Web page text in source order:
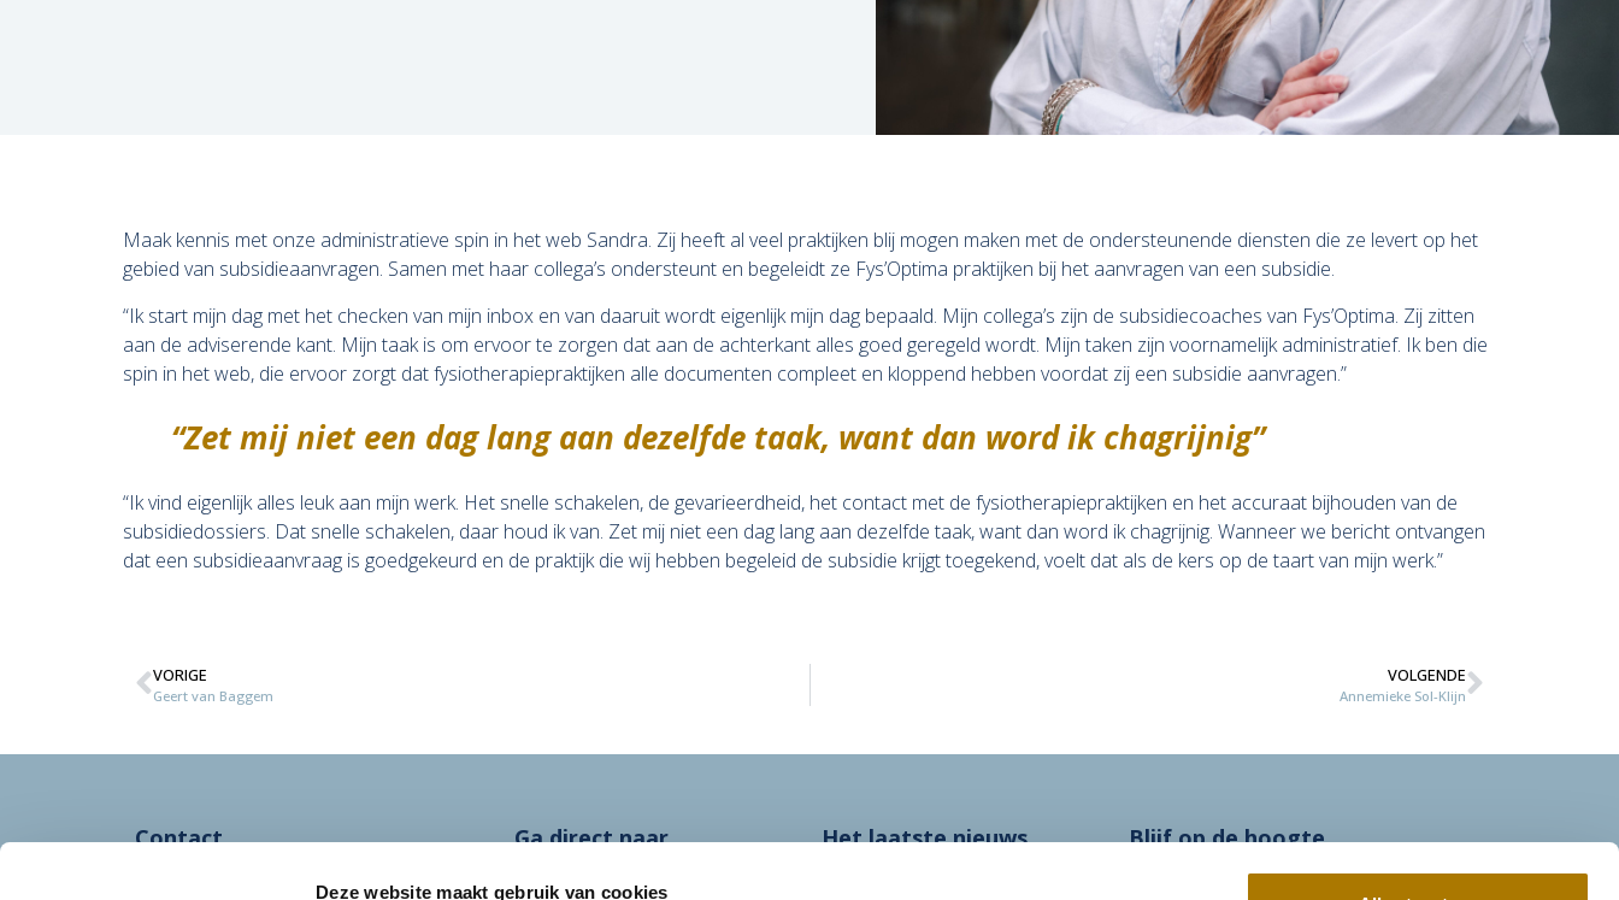
Deze website maakt gebruik van cookies
Maak kennis met onze administratieve spin in het web Sandra. Zij heeft al veel praktijken blij mogen maken met de ondersteunende diensten die ze levert op het
gebied van subsidieaanvragen. Samen met haar collega’s ondersteunt en begeleidt ze Fys’Optima praktijken bij het aanvragen van een subsidie.
“Ik start mijn dag met het checken van mijn inbox en van daaruit wordt eigenlijk mijn dag bepaald. Mijn collega’s zijn de subsidiecoaches van Fys’Optima. Zij zitten
aan de adviserende kant. Mijn taak is om ervoor te zorgen dat aan de achterkant alles goed geregeld wordt. Mijn taken zijn voornamelijk administratief. Ik ben die
spin in het web, die ervoor zorgt dat fysiotherapiepraktijken alle documenten compleet en kloppend hebben voordat zij een subsidie aanvragen.”
“Zet mij niet een dag lang aan dezelfde taak, want dan word ik chagrijnig”
“Ik vind eigenlijk alles leuk aan mijn werk. Het snelle schakelen, de gevarieerdheid, het contact met de fysiotherapiepraktijken en het accuraat bijhouden van de
subsidiedossiers. Dat snelle schakelen, daar houd ik van. Zet mij niet een dag lang aan dezelfde taak, want dan word ik chagrijnig. Wanneer we bericht ontvangen
dat een subsidieaanvraag is goedgekeurd en de praktijk die wij hebben begeleid de subsidie krijgt toegekend, voelt dat als de kers op de taart van mijn werk.”
VORIGE
Geert van Baggem
VOLGENDE
Annemieke Sol-Klijn
Contact Ga direct naar Het laatste nieuws Blijf op de hoogte